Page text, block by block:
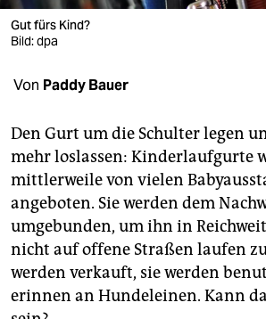
verlag
veranstaltungen
shop
unterstützen
abo
genossenschaft
epaper login
Gut fürs Kind?
Bild: dpa
Von Paddy Bauer
Den Gurt um die Schulter legen
mehr loslassen: Kinderlaufgurte
mittlerweile von vielen
angeboten. Sie werden dem
umgebunden, um ihn in
nicht auf offene Straßen laufen zu
werden verkauft, sie werden
erinnen an Hundeleinen. Kann